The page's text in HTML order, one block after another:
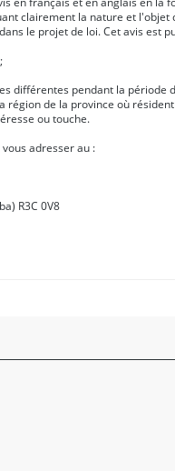
clairement la nature et l'objet
le projet de loi. Cet avis est
différentes pendant la période
région de la province où
ou touche.
adresser au :
R3C 0V8